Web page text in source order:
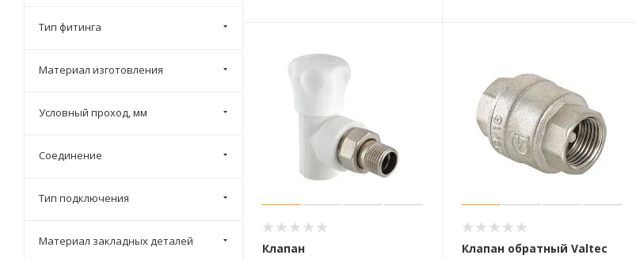
Клапан
Клапан обратный Valtec
Тип фитинга
Материал изготовления
Условный проход, мм
Соединение
Тип подключения
Материал закладных деталей